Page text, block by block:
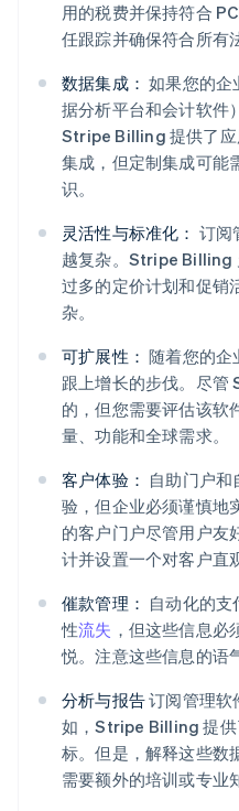
用的税费并保持符合
任跟踪并确保符合所有
数据集成： 如果您的企
据分析平台和会计软件
Stripe Billing 提供了应
集成，但定制集成可能
识。
灵活性与标准化： 订阅
越复杂。Stripe Billing
过多的定价计划和促销
杂。
可扩展性： 随着您的企
跟上增长的步伐。尽
的，但您需要评估该软
量、功能和全球需求。
客户体验： 自助门户
验，但企业必须谨慎
的客户门户尽管用户友
计并设置一个对客户直
催款管理： 自动化的
性流失 ，但这些信息
悦。注意这些信息的语
分析与报告订阅管理软
如，Stripe Billing 提供
标。但是，解释这些数
需要额外的培训或专业